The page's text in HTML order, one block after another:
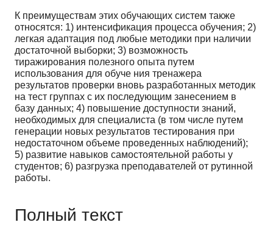
К преимуществам этих обучающих систем также
относятся: 1) интенсификация процесса обучения; 2)
легкая адаптация под любые методики при наличии
достаточной выборки; 3) возможность
тиражирования полезного опыта путем
использования для обуче ния тренажера
результатов проверки вновь разработанных методик
на тест группах с их последующим занесением в
базу данных; 4) повышение доступности знаний,
необходимых для специалиста (в том числе путем
генерации новых результатов тестирования при
недостаточном объеме проведенных наблюдений);
5) развитие навыков самостоятельной работы у
студентов; 6) разгрузка преподавателей от рутинной
работы.
Полный текст